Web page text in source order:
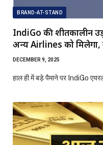
BRAND-AT-STAND
IndiGo की शीतकालीन
अन्य Airlines को मिलेगा,
DECEMBER 9, 2025
हाल ही में बड़े पैमाने पर IndiGo